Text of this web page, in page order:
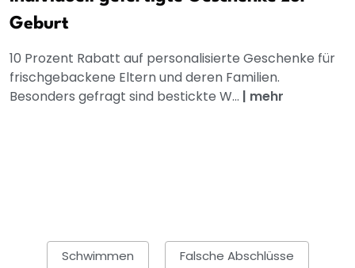
Geburt
10 Prozent Rabatt auf personalisierte Geschenke für
frischgebackene Eltern und deren Familien.
Besonders gefragt sind bestickte W... | mehr
Schwimmen Falsche Abschlüsse